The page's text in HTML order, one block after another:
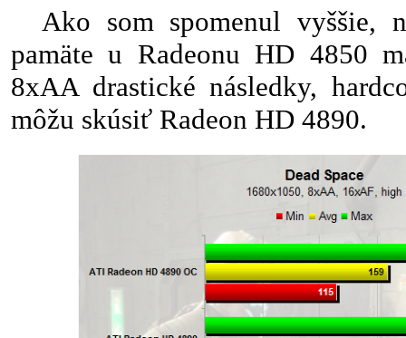
Ako som spomenul vyššie,
pamäte u Radeonu HD 4850
8xAA drastické následky,
môžu skúsiť Radeon HD 4890.